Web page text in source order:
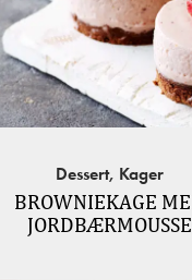
Dessert, Kager
BROWNIEKAGE
JORDBÆRMOUSSE